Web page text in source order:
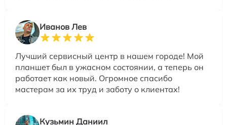
Иванов Лев
Лучший сервисный центр в нашем городе! Мой
планшет был в ужасном состоянии, а теперь он
работает как новый. Огромное спасибо
мастерам за их труд и заботу о клиентах!
Кузьмин Даниил